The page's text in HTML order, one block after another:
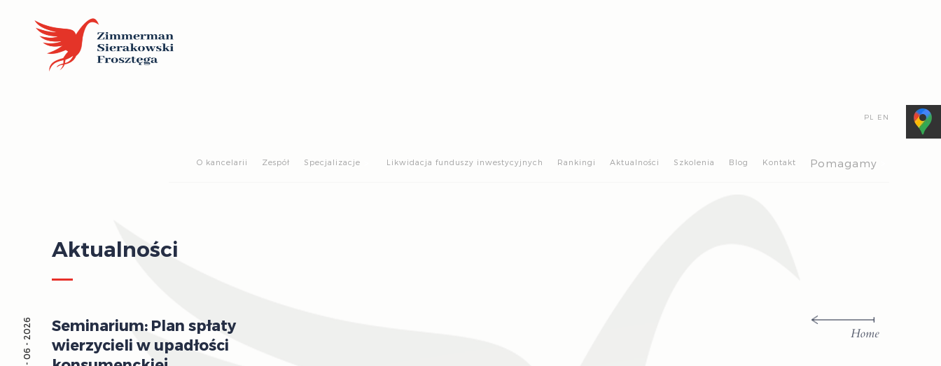
PL EN
O kancelarii Zespół Specjalizacje Likwidacja funduszy inwestycyjnych Rankingi Aktualności Szkolenia Blog Kontakt Pomagamy
Aktualności
Home
Seminarium: Plan spłaty
wierzycieli w upadłości
15 - 06 - 2026